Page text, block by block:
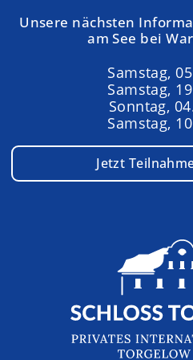
Unsere nächsten
am See bei
Samstag,
Samstag,
Sonntag,
Samstag,
Jetzt